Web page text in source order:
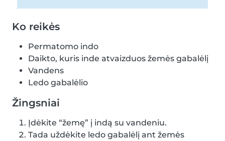
Ko reikės
Permatomo indo
Daikto, kuris inde atvaizduos žemės gabalėlį
Vandens
Ledo gabalėlio
Žingsniai
Įdėkite “žemę” į indą su vandeniu.
Tada uždėkite ledo gabalėlį ant žemės